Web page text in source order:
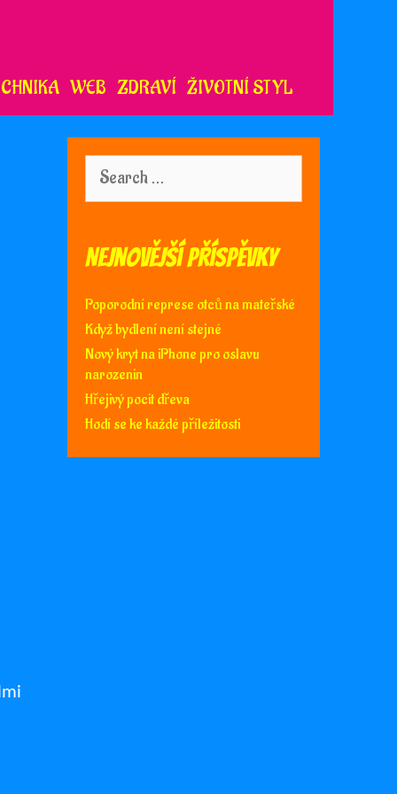
WEB ZDRAVÍ ŽIVOTNÍ STYL
for:
Nejnovější příspěvky
Poporodní represe otců na mateřské
Když bydlení není stejné
Nový kryt na iPhone pro oslavu
narozenin
Hřejivý pocit dřeva
Hodí se ke každé příležitosti